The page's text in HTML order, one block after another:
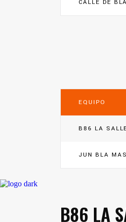
CALLE DE
EQUIPO
B86 LA
JUN BLA MAS
B86 LA